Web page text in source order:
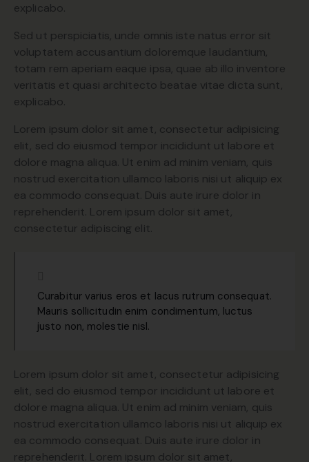
explicabo.
Sed ut perspiciatis, unde omnis iste natus error sit
voluptatem accusantium doloremque laudantium,
totam rem aperiam eaque ipsa, quae ab illo inventore
veritatis et quasi architecto beatae vitae dicta sunt,
explicabo.
Lorem ipsum dolor sit amet, consectetur adipisicing
elit, sed do eiusmod tempor incididunt ut labore et
dolore magna aliqua. Ut enim ad minim veniam, quis
nostrud exercitation ullamco laboris nisi ut aliquip ex
ea commodo consequat. Duis aute irure dolor in
reprehenderit. Lorem ipsum dolor sit amet,
consectetur adipiscing elit.
Curabitur varius eros et lacus rutrum consequat.
Mauris sollicitudin enim condimentum, luctus
justo non, molestie nisl.
Lorem ipsum dolor sit amet, consectetur adipisicing
elit, sed do eiusmod tempor incididunt ut labore et
dolore magna aliqua. Ut enim ad minim veniam, quis
nostrud exercitation ullamco laboris nisi ut aliquip ex
ea commodo consequat. Duis aute irure dolor in
reprehenderit. Lorem ipsum dolor sit amet,